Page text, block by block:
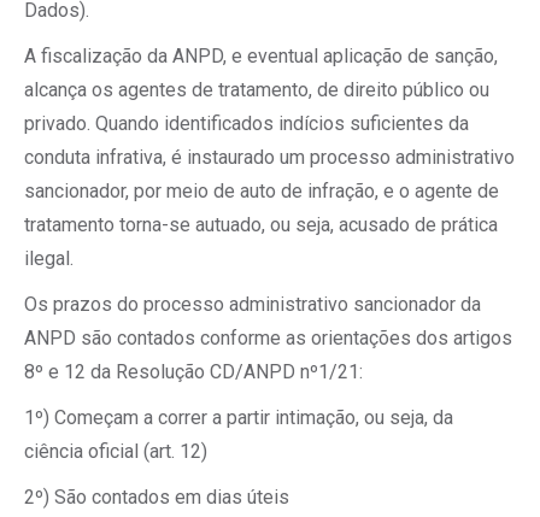
Dados).
A fiscalização da ANPD, e eventual aplicação de sanção,
alcança os agentes de tratamento, de direito público ou
privado. Quando identificados indícios suficientes da
conduta infrativa, é instaurado um processo administrativo
sancionador, por meio de auto de infração, e o agente de
tratamento torna-se autuado, ou seja, acusado de prática
ilegal.
Os prazos do processo administrativo sancionador da
ANPD são contados conforme as orientações dos artigos
8º e 12 da Resolução CD/ANPD nº1/21:
1º) Começam a correr a partir intimação, ou seja, da
ciência oficial (art. 12)
2º) São contados em dias úteis